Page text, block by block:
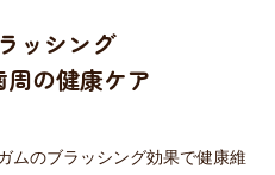
ッシング
の健康ケア
ムのブラッシング効果で健康維